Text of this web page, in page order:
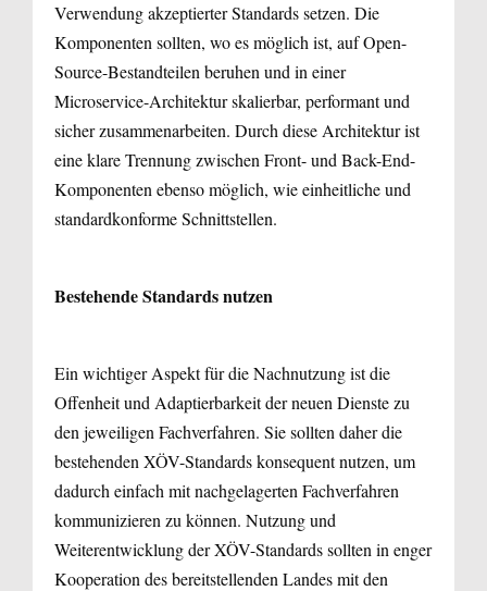
Verwendung akzeptierter Standards setzen. Die
Komponenten sollten, wo es möglich ist, auf Open-
Source-Bestandteilen beruhen und in einer
Microservice-Architektur skalierbar, performant und
sicher zusammenarbeiten. Durch diese Architektur ist
eine klare Trennung zwischen Front- und Back-End-
Komponenten ebenso möglich, wie einheitliche und
standardkonforme Schnittstellen.
Bestehende Standards nutzen
Ein wichtiger Aspekt für die Nachnutzung ist die
Offenheit und Adaptierbarkeit der neuen Dienste zu
den jeweiligen Fachverfahren. Sie sollten daher die
bestehenden XÖV-Standards konsequent nutzen, um
dadurch einfach mit nachgelagerten Fachverfahren
kommunizieren zu können. Nutzung und
Weiterentwicklung der XÖV-Standards sollten in enger
Kooperation des bereitstellenden Landes mit den